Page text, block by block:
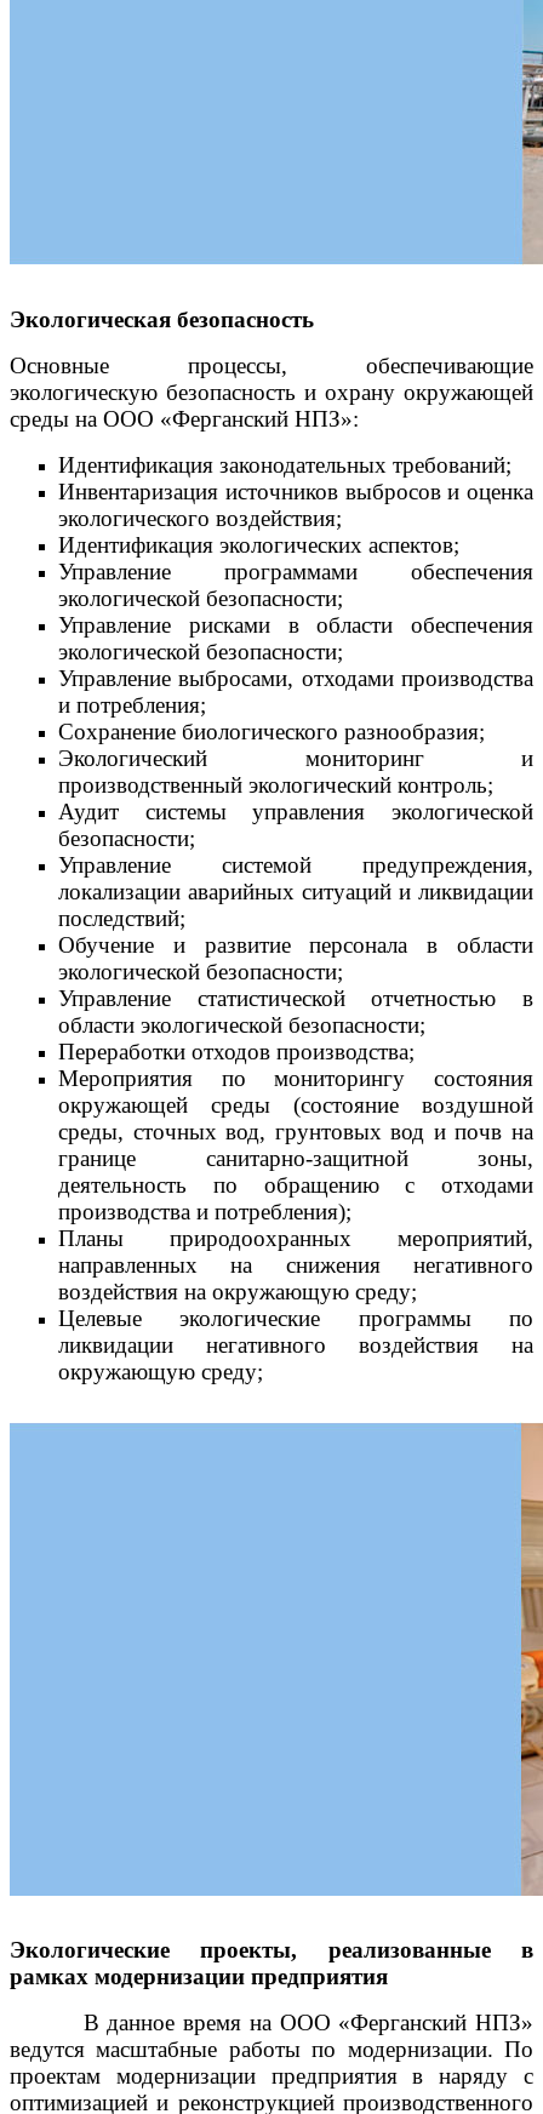
Экологическая безопасность
Основные процессы, обеспечивающие
экологическую безопасность и охрану окружающей
среды на ООО «Ферганский НПЗ»:
Идентификация законодательных требований;
Инвентаризация источников выбросов и оценка
экологического воздействия;
Идентификация экологических аспектов;
Управление программами обеспечения
экологической безопасности;
Управление рисками в области обеспечения
экологической безопасности;
Управление выбросами, отходами производства
и потребления;
Сохранение биологического разнообразия;
Экологический мониторинг и
производственный экологический контроль;
Аудит системы управления экологической
безопасности;
Управление системой предупреждения,
локализации аварийных ситуаций и ликвидации
последствий;
Обучение и развитие персонала в области
экологической безопасности;
Управление статистической отчетностью в
области экологической безопасности;
Переработки отходов производства;
Мероприятия по мониторингу состояния
окружающей среды (состояние воздушной
среды, сточных вод, грунтовых вод и почв на
границе санитарно-защитной зоны,
деятельность по обращению с отходами
производства и потребления);
Планы природоохранных мероприятий,
направленных на снижения негативного
воздействия на окружающую среду;
Целевые экологические программы по
ликвидации негативного воздействия на
окружающую среду;
Экологические проекты, реализованные в
рамках модернизации предприятия
В данное время на ООО «Ферганский НПЗ»
ведутся масштабные работы по модернизации. По
проектам модернизации предприятия в наряду с
оптимизацией и реконструкцией производственного